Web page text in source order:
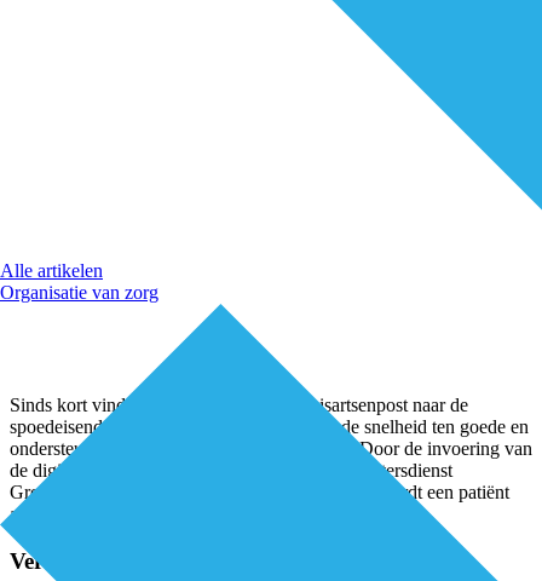
Alle artikelen
Organisatie van zorg
Sinds kort vindt de verwijzing van de huisartsenpost naar de
spoedeisende hulp digitaal plaats. Dit komt de snelheid ten goede en
ondersteunt de kwaliteit van de patiëntenzorg.Door de invoering van
de digitale verwijzing van de huisartsenpost Doktersdienst
Groningen (DDG) naar het Martini Ziekenhuis, wordt een patiënt
automatisch in het informatiesysteem
Verder lezen?